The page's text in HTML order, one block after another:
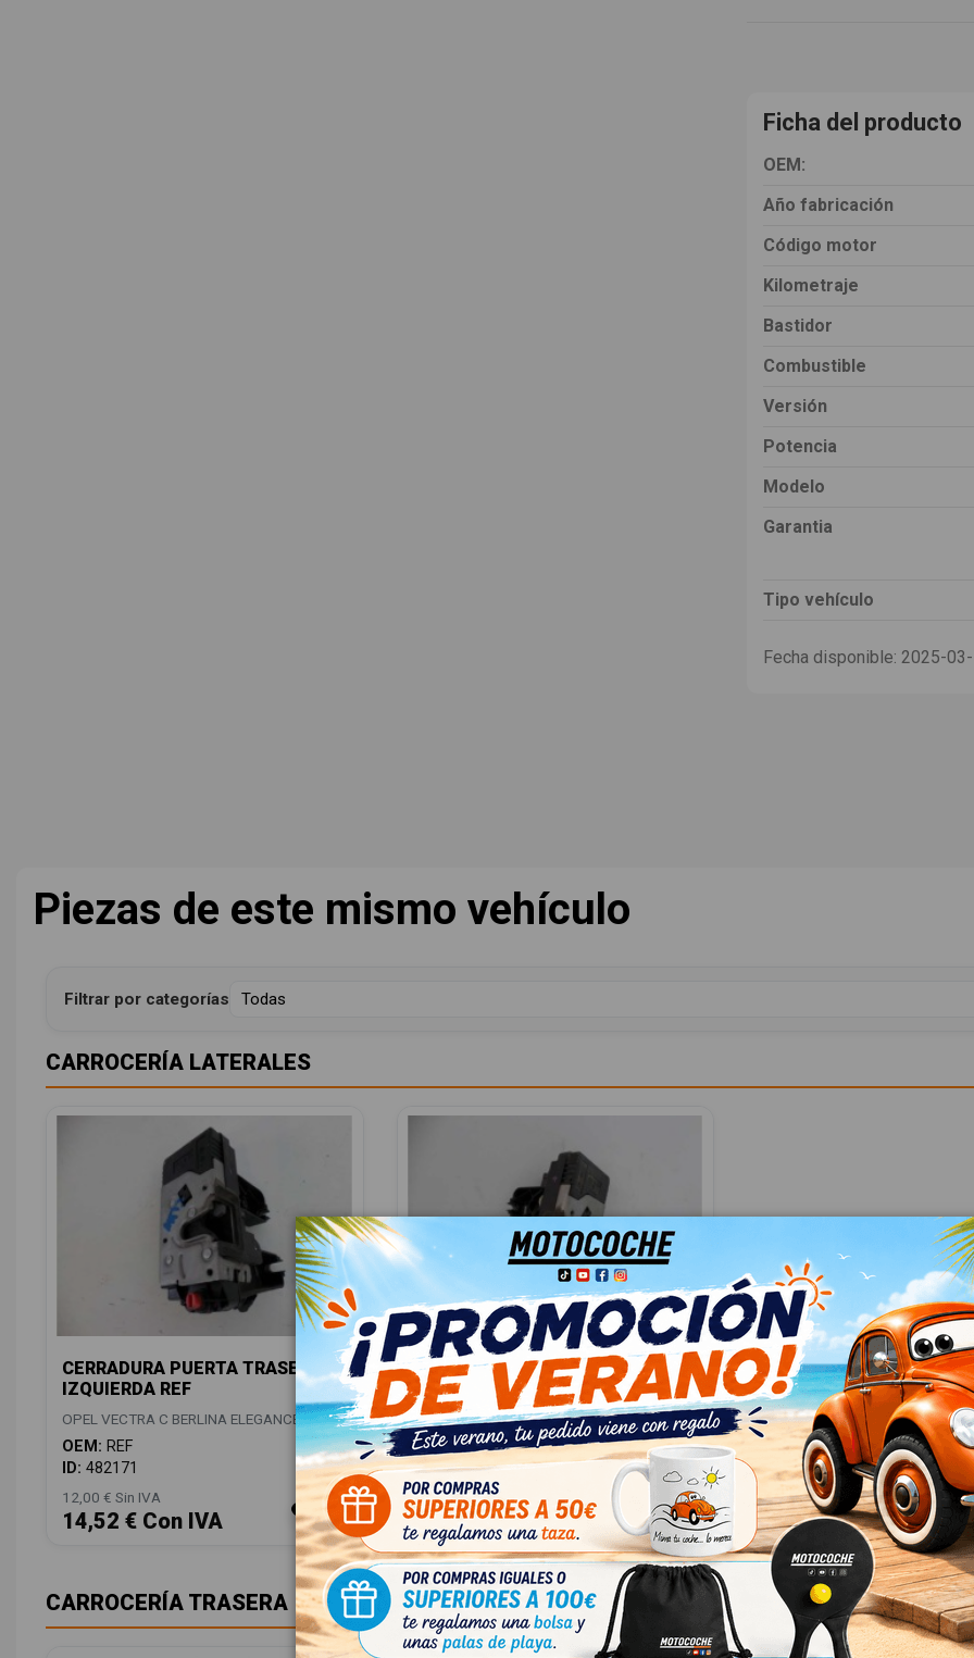
Ficha del producto
OEM:
Año fabricación
Código motor
Kilometraje
Bastidor
Combustible
Versión
Potencia
Modelo
Garantia
Tipo vehículo
Fecha disponible: 2025-
Piezas de este mismo vehículo
Filtrar por categorías
CARROCERÍA LATERALES
CERRADURA PUERTA TRASERA
IZQUIERDA REF
OPEL VECTRA C BERLINA ELEGANCE
OEM: REF
ID: 482171
12,00 € Sin IVA
14,52 € Con IVA
CERRADURA PUERTA TRASERA
DERECHA REF
OPEL VECTRA C BERLINA ELEGANCE
OEM:REF
ID:295762
12,00 € Sin IVA
14,52 € Con IVA
CARROCERÍA TRASERA